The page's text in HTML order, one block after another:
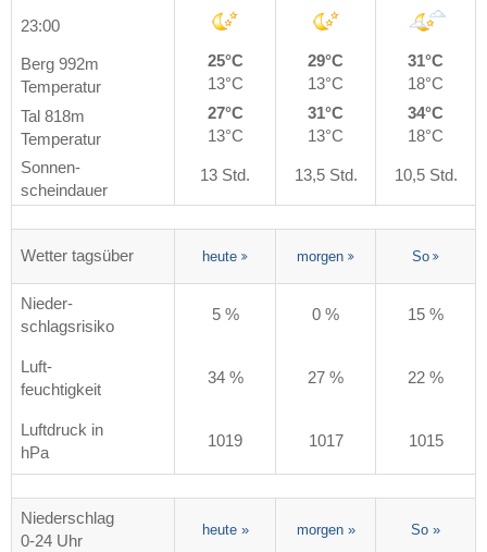
23:00
Berg 992m
Temperatur
25°C
13°C
29°C
13°C
31°C
18°C
Tal 818m
Temperatur
27°C
13°C
31°C
13°C
34°C
18°C
Sonnen-
scheindauer
13 Std. 13,5 Std. 10,5 Std.
Wetter tagsüber heute morgen So
Nieder-
schlagsrisiko
5 % 0 % 15 %
Luft-
feuchtigkeit
34 % 27 % 22 %
Luftdruck in
hPa
1019 1017 1015
Niederschlag
0-24 Uhr
heute » morgen » So »